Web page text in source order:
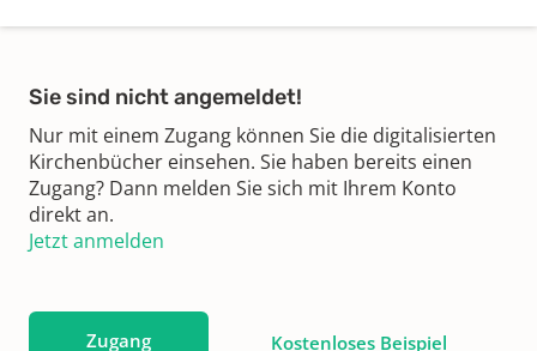
Sie sind nicht angemeldet!
Nur mit einem Zugang können Sie die digitalisierten
Kirchenbücher einsehen. Sie haben bereits einen
Zugang? Dann melden Sie sich mit Ihrem Konto
direkt an.
Jetzt anmelden
Zugang
Kostenloses Beispiel